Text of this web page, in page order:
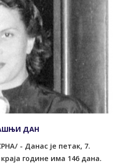
ДАН
- Данас је петак, 7.
године има 146 дана.